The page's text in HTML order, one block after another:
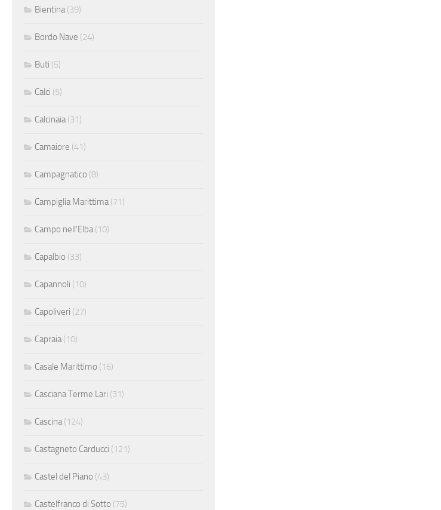
Bientina(39)
Bordo Nave (24)
Buti (5)
Calci (5)
Calcinaia(31)
Camaiore (41)
Campagnatico (8)
Campiglia Marittima(71)
Campo nell'Elba(10)
Capalbio (33)
Capannoli (10)
Capoliveri (27)
Capraia(10)
Casale Marittimo (16)
Casciana Terme Lari (31)
Cascina(124)
Castagneto Carducci (121)
Castel del Piano (43)
Castelfranco di Sotto (75)